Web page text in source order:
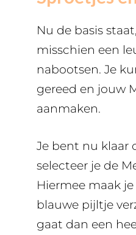
Nu de basis
misschien een
nabootsen. Je
gereed en jouw
aanmaken.
Je bent nu klaar
selecteer je de
Hiermee maak
blauwe pijltje
gaat dan een